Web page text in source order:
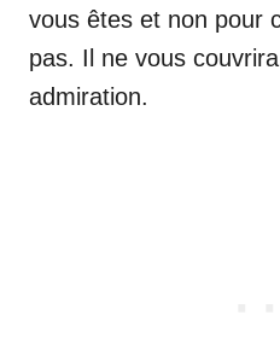
vous êtes et non pour
pas. Il ne vous
admiration.